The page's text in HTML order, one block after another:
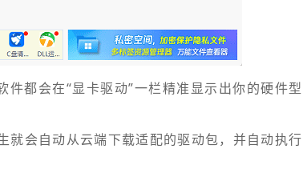
都会在“显卡驱动”一栏精准显示出你的硬件型
就会自动从云端下载适配的驱动包，并自动执行